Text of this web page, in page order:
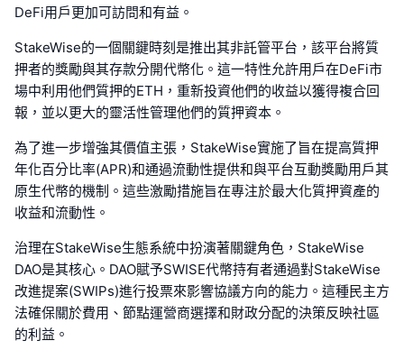
DeFi用戶更加可訪問和有益。
StakeWise的一個關鍵時刻是推出其非託管平台，該平台將質
押者的獎勵與其存款分開代幣化。這一特性允許用戶在DeFi市
場中利用他們質押的ETH，重新投資他們的收益以獲得複合回
報，並以更大的靈活性管理他們的質押資本。
為了進一步增強其價值主張，StakeWise實施了旨在提高質押
年化百分比率(APR)和通過流動性提供和與平台互動獎勵用戶其
原生代幣的機制。這些激勵措施旨在專注於最大化質押資產的
收益和流動性。
治理在StakeWise生態系統中扮演著關鍵角色，StakeWise
DAO是其核心。DAO賦予SWISE代幣持有者通過對StakeWise
改進提案(SWIPs)進行投票來影響協議方向的能力。這種民主方
法確保關於費用、節點運營商選擇和財政分配的決策反映社區
的利益。